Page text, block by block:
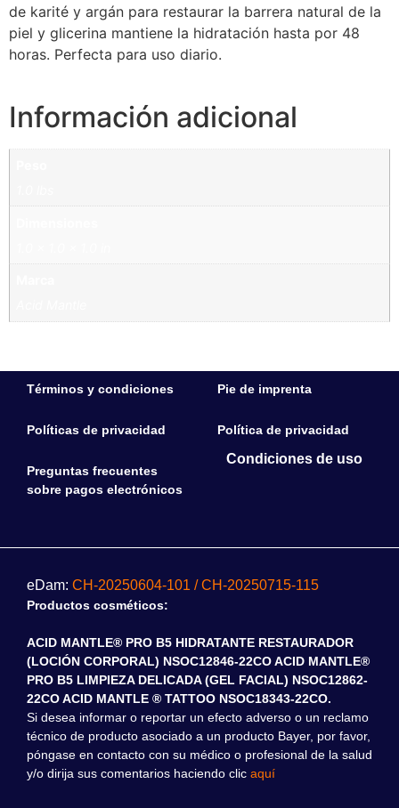
de karité y argán para restaurar la barrera natural de la
piel y glicerina mantiene la hidratación hasta por 48
horas. Perfecta para uso diario.
Información adicional
Términos y condiciones
Políticas de privacidad
Preguntas frecuentes
sobre pagos electrónicos
Pie de imprenta
Política de privacidad
Condiciones de uso
eDam: CH-20250604-101 / CH-20250715-115
Productos cosméticos:
ACID MANTLE® PRO B5 HIDRATANTE RESTAURADOR
(LOCIÓN CORPORAL) NSOC12846-22CO ACID MANTLE®
PRO B5 LIMPIEZA DELICADA (GEL FACIAL) NSOC12862-
22CO ACID MANTLE ® TATTOO NSOC18343-22CO.
Si desea informar o reportar un efecto adverso o un reclamo
técnico de producto asociado a un producto Bayer, por favor,
póngase en contacto con su médico o profesional de la salud
y/o dirija sus comentarios haciendo clic aquí